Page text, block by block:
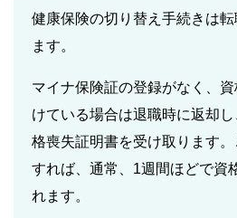
健康保険の切り替え手続きは転
ます。
マイナ保険証の登録がなく、
けている場合は退職時に返却
格喪失証明書を受け取ります
すれば、通常、1週間ほどで資
れます。